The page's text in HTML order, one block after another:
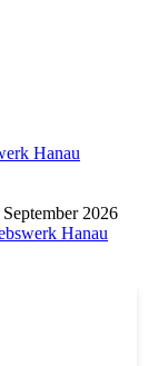
Hanau
2026
Hanau